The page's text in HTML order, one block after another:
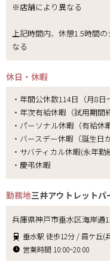
※店舗により異なる
上記時間内、休憩1.5時間
なる
休日・休暇
・年間公休数114日（月8日
・年次有給休暇（試用期間
・パーソナル休暇（有給休
・バースデー休暇（誕生日
・サバティカル休暇(永年勤
・慶弔休暇
勤務地三井アウトレットパ
兵庫県神戸市垂水区海岸通
垂水駅 徒歩12分 / 霞ケ丘(
営業時間 10:00~20:00